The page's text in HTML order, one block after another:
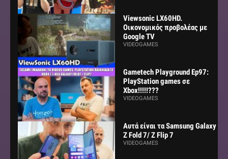
Viewsonic LX60HD.
Οικονομικός προβολέας με
Google TV
VIDEOGAMES
Gametech Playground Ep97:
PlayStation games σε
Xbox!!!!!???
VIDEOGAMES
Αυτά είναι τα Samsung Galaxy
Z Fold 7/ Z Flip 7
VIDEOGAMES